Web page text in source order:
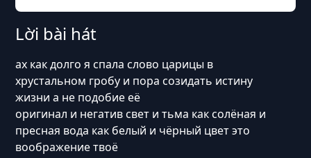
Lời bài hát
ах как долго я спала слово царицы в
хрустальном гробу и пора созидать истину
жизни а не подобие её
оригинал и негатив свет и тьма как солёная и
пресная вода как белый и чёрный цвет это
воображение твоё